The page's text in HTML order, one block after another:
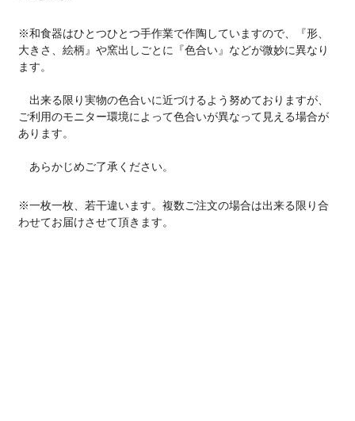
※和食器はひとつひとつ手作業で作陶していますので、『形、
大きさ、絵柄』や窯出しごとに『色合い』などが微妙に異なり
ます。
出来る限り実物の色合いに近づけるよう努めておりますが、
ご利用のモニター環境によって色合いが異なって見える場合が
あります。
あらかじめご了承ください。
※一枚一枚、若干違います。複数ご注文の場合は出来る限り合
わせてお届けさせて頂きます。